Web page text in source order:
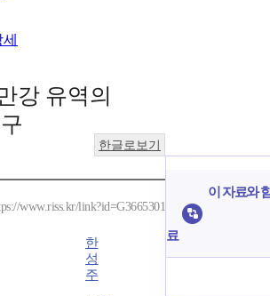
강 유역의
한글로보기
www.riss.kr/link?id=G3665301
한
성
주
이 자료와
료